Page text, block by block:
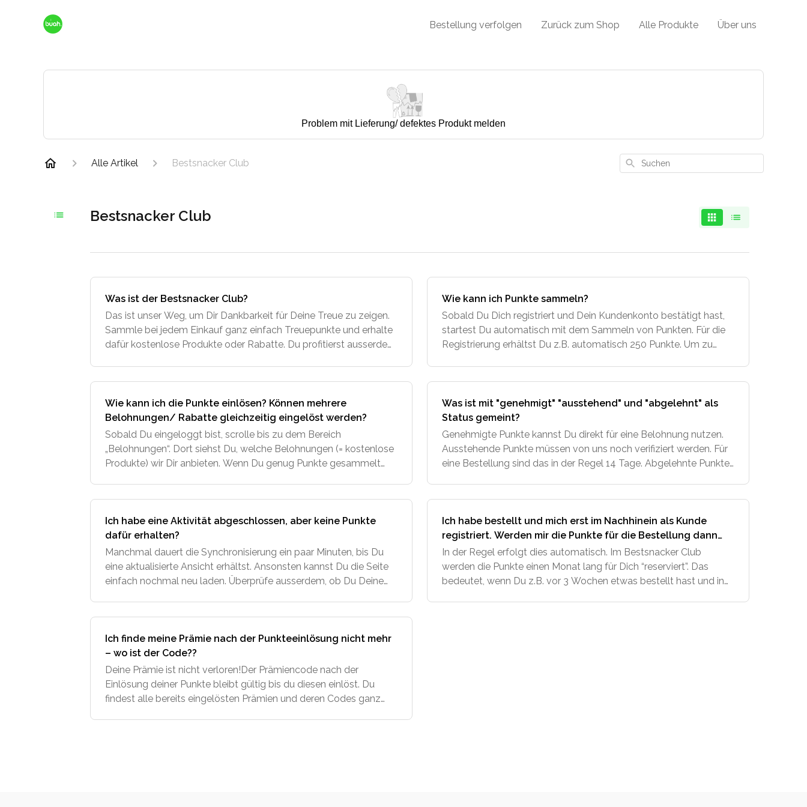
Bestellung verfolgen Zurück zum Shop Alle Produkte Über uns
Problem mit Lieferung/ defektes Produkt melden
Alle Artikel Bestsnacker Club Suchen
Bestsnacker Club
Was ist der Bestsnacker Club?
Das ist unser Weg, um Dir Dankbarkeit für Deine Treue zu zeigen.
Sammle bei jedem Einkauf ganz einfach Treuepunkte und erhalte
dafür kostenlose Produkte oder Rabatte. Du profitierst ausserdem
Wie kann ich Punkte sammeln?
Sobald Du Dich registriert und Dein Kundenkonto bestätigt hast,
startest Du automatisch mit dem Sammeln von Punkten. Für die
Registrierung erhältst Du z.B. automatisch 250 Punkte. Um zu
Wie kann ich die Punkte einlösen? Können mehrere
Belohnungen/ Rabatte gleichzeitig eingelöst werden?
Sobald Du eingeloggt bist, scrolle bis zu dem Bereich
„Belohnungen“. Dort siehst Du, welche Belohnungen (= kostenlose
Produkte) wir Dir anbieten. Wenn Du genug Punkte gesammelt
Was ist mit "genehmigt" "ausstehend" und "abgelehnt" als
Status gemeint?
Genehmigte Punkte kannst Du direkt für eine Belohnung nutzen.
Ausstehende Punkte müssen von uns noch verifiziert werden. Für
eine Bestellung sind das in der Regel 14 Tage. Abgelehnte Punkte
Ich habe eine Aktivität abgeschlossen, aber keine Punkte
dafür erhalten?
Manchmal dauert die Synchronisierung ein paar Minuten, bis Du
eine aktualisierte Ansicht erhältst. Ansonsten kannst Du die Seite
einfach nochmal neu laden. Überprüfe ausserdem, ob Du Deine
Ich habe bestellt und mich erst im Nachhinein als Kunde
registriert. Werden mir die Punkte für die Bestellung dann
nachträglich gutgeschrieben?
In der Regel erfolgt dies automatisch. Im Bestsnacker Club
werden die Punkte einen Monat lang für Dich “reserviert”. Das
bedeutet, wenn Du z.B. vor 3 Wochen etwas bestellt hast und in
Ich finde meine Prämie nach der Punkteeinlösung nicht mehr
– wo ist der Code??
Deine Prämie ist nicht verloren!Der Prämiencode nach der
Einlösung deiner Punkte bleibt gültig bis du diesen einlöst. Du
findest alle bereits eingelösten Prämien und deren Codes ganz